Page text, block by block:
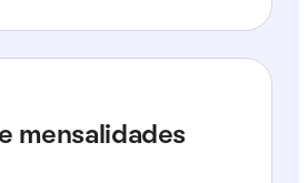
mensalidades